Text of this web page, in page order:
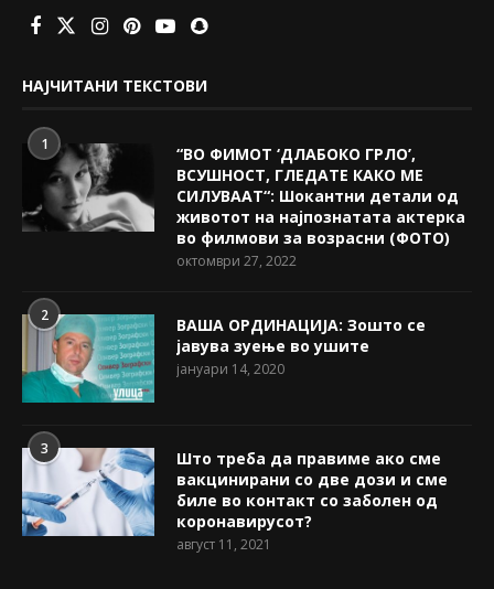
НАЈЧИТАНИ ТЕКСТОВИ
1
“ВО ФИМОТ ‘ДЛАБОКО ГРЛО’,
ВСУШНОСТ, ГЛЕДАТЕ КАКО МЕ
СИЛУВААТ“: Шокантни детали од
животот на најпознатата актерка
во филмови за возрасни (ФОТО)
октомври 27, 2022
2
ВАША ОРДИНАЦИЈА: Зошто се
јавува зуење во ушите
јануари 14, 2020
3
Што треба да правиме ако сме
вакцинирани со две дози и сме
биле во контакт со заболен од
коронавирусот?
август 11, 2021